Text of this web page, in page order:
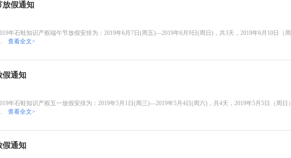
放假通知
年石蛙知识产权端午节放假安排为：2019年6月7日(周五)—2019年6月9日(周日)，共3天，2019年6月10日（周
查看全文>
假通知
年石蛙知识产权五一放假安排为：2019年5月1日(周三)—2019年5月4日(周六)，共4天，2019年5月5日（周日）
查看全文>
假通知